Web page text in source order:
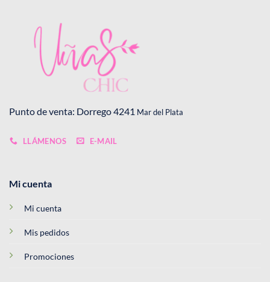
Punto de venta: Dorrego 4241 Mar del Plata
LLÁMENOS E-MAIL
Mi cuenta
Mi cuenta
Mis pedidos
Promociones